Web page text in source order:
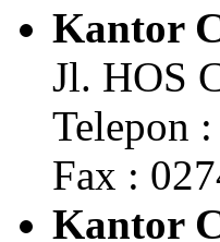
Kantor
Jl. HOS
Telepon
Fax :
Kantor